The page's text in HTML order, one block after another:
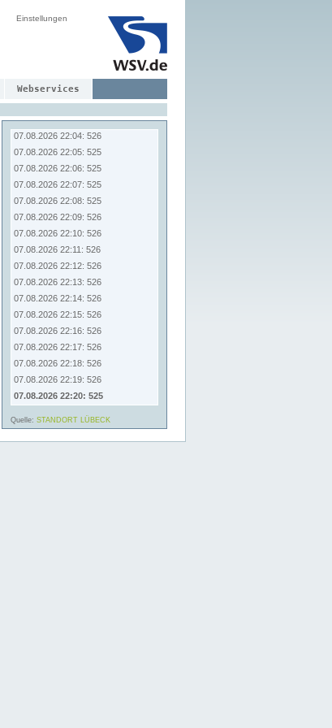
Einstellungen
Webservices
07.08.2026 21:57: 525
07.08.2026 22:01: 526
07.08.2026 22:02: 525
07.08.2026 22:03: 525
07.08.2026 22:04: 526
07.08.2026 22:05: 525
07.08.2026 22:06: 525
07.08.2026 22:07: 525
07.08.2026 22:08: 525
07.08.2026 22:09: 526
07.08.2026 22:10: 526
07.08.2026 22:11: 526
07.08.2026 22:12: 526
07.08.2026 22:13: 526
07.08.2026 22:14: 526
07.08.2026 22:15: 526
07.08.2026 22:16: 526
07.08.2026 22:17: 526
07.08.2026 22:18: 526
07.08.2026 22:19: 526
07.08.2026 22:20: 525
Quelle: STANDORT LÜBECK